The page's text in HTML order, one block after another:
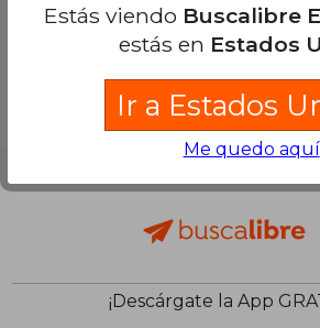
¡Descárgate la App
Estás viendo Buscalibre
estás en Estados
Ir a Estados
Me quedo aquí